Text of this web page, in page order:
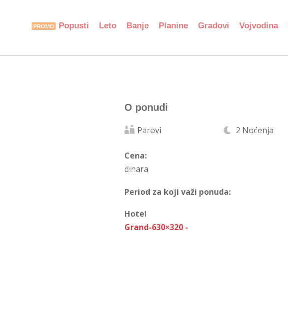
Popusti Leto Banje Planine Gradovi Vojvodina
O ponudi
Parovi 2 Noćenja
Cena:
dinara
Period za koji važi ponuda:
Hotel
Grand-630×320 -